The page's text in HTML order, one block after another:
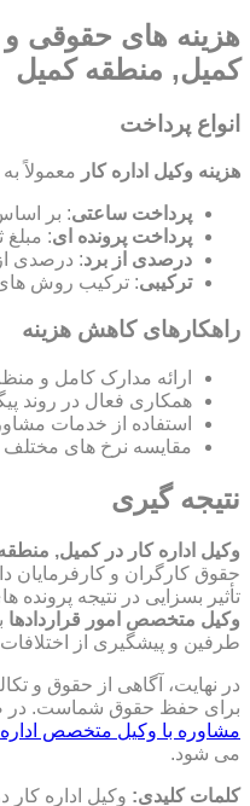
هزینه های حقوقی
کمیل, منطقه کمیل
انواع پرداخت
هزینه وکیل اداره کار معمولاً
پرداخت ساعتی: بر
پرداخت پرونده ای: مبلغ
درصدی از برد: درصدی
ترکیبی: ترکیب روش
راهکارهای کاهش هزینه
ارائه مدارک کامل و
همکاری فعال در روند
استفاده از خدمات
مقایسه نرخ های مختلف
نتیجه گیری
وکیل اداره کار در کمیل,
حقوق کارگران و کارفرمایان
تأثیر بسزایی در نتیجه
وکیل متخصص امور قراردادها
طرفین و پیشگیری از
در نهایت، آگاهی از حقوق و
برای حفظ حقوق شماست. در
مشاوره با وکیل متخصص
می شود.
کلمات کلیدی: وکیل اداره